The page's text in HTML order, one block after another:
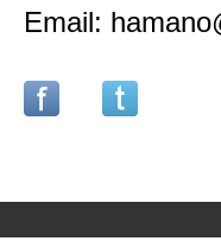
Email: